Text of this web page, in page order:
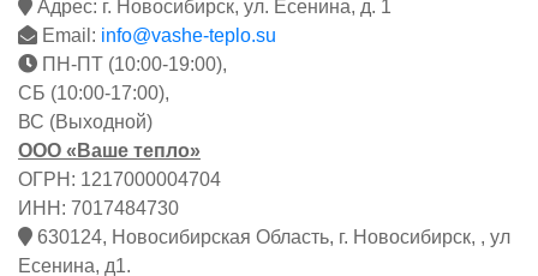
Адрес: г. Новосибирск, ул. Есенина, д. 1
Email: info@vashe-teplo.su
ПН-ПТ (10:00-19:00),
СБ (10:00-17:00),
ВС (Выходной)
ООО «Ваше тепло»
ОГРН: 1217000004704
ИНН: 7017484730
630124, Новосибирская Область, г. Новосибирск, , ул
Есенина, д1.